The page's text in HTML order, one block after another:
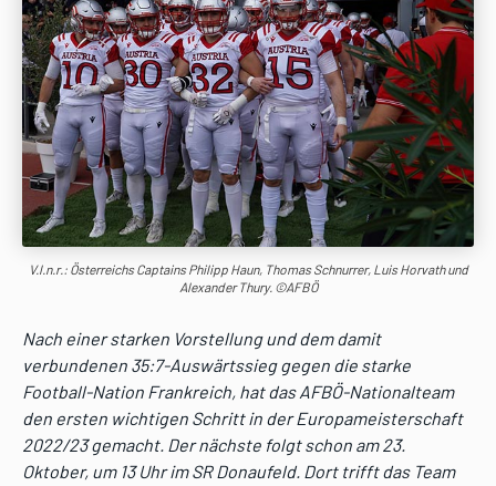
V.l.n.r.: Österreichs Captains Philipp Haun, Thomas Schnurrer, Luis Horvath und
Alexander Thury. ©AFBÖ
Nach einer starken Vorstellung und dem damit
verbundenen 35:7-Auswärtssieg gegen die starke
Football-Nation Frankreich, hat das AFBÖ-Nationalteam
den ersten wichtigen Schritt in der Europameisterschaft
2022/23 gemacht. Der nächste folgt schon am 23.
Oktober, um 13 Uhr im SR Donaufeld. Dort trifft das Team